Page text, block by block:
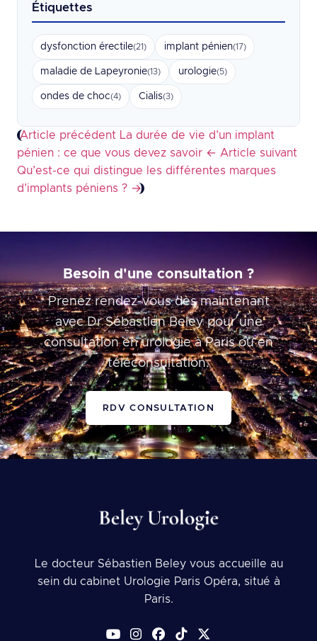
Étiquettes
dysfonction érectile(21) implant pénien(17)
maladie de Lapeyronie(13) urologie(5)
ondes de choc(4) Cialis(3)
Article précédent La durée de vie d’un implant
pénien : ce que vous devez savoir ← Article suivant
Qu’est-ce qui distingue les différentes marques
d’implants péniens ? →
Besoin d'une consultation ?
Prenez rendez-vous dès maintenant
avec Dr Sébastien Beley pour une
consultation en urologie à Paris ou en
téléconsultation.
RDV CONSULTATION
Le docteur Sébastien Beley vous accueille au
sein du cabinet Urologie Paris Opéra, situé à
Paris.